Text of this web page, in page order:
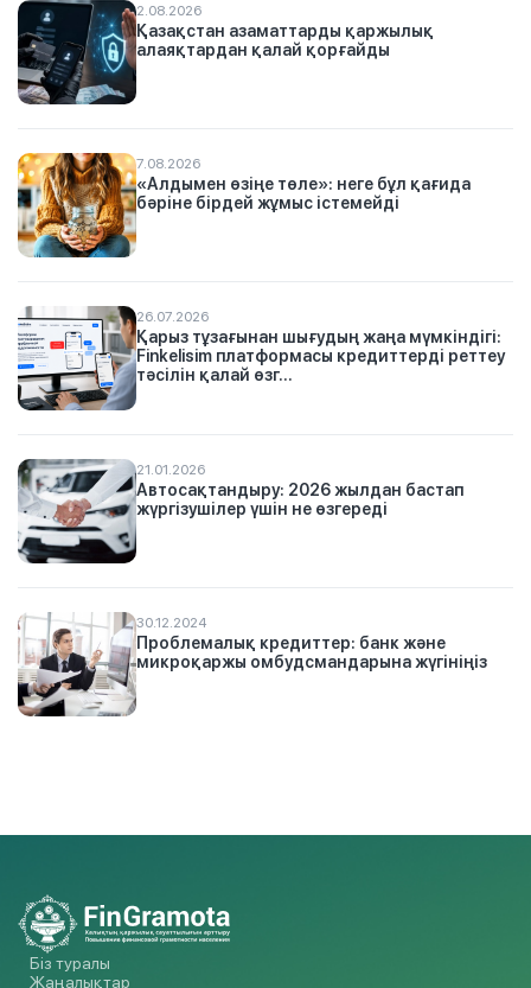
2.08.2026
Қазақстан азаматтарды қаржылық
алаяқтардан қалай қорғайды
7.08.2026
«Алдымен өзіңе төле»: неге бұл қағида
бәріне бірдей жұмыс істемейді
26.07.2026
Қарыз тұзағынан шығудың жаңа мүмкіндігі:
Finkelisim платформасы кредиттерді реттеу
тәсілін қалай өзг...
21.01.2026
Автосақтандыру: 2026 жылдан бастап
жүргізушілер үшін не өзгереді
30.12.2024
Проблемалық кредиттер: банк және
микроқаржы омбудсмандарына жүгініңіз
Біз туралы
Жаңалықтар